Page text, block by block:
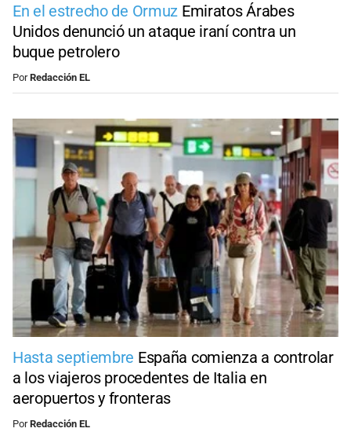
En el estrecho de Ormuz Emiratos Árabes
Unidos denunció un ataque iraní contra un
buque petrolero
PorRedacción EL
Hasta septiembre España comienza a controlar
a los viajeros procedentes de Italia en
aeropuertos y fronteras
PorRedacción EL